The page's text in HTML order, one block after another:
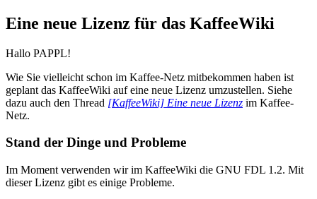
Eine neue Lizenz für das KaffeeWiki
Hallo PAPPL!
Wie Sie vielleicht schon im Kaffee-Netz mitbekommen haben ist
geplant das KaffeeWiki auf eine neue Lizenz umzustellen. Siehe
dazu auch den Thread [KaffeeWiki] Eine neue Lizenz im Kaffee-
Netz.
Stand der Dinge und Probleme
Im Moment verwenden wir im KaffeeWiki die GNU FDL 1.2. Mit
dieser Lizenz gibt es einige Probleme.